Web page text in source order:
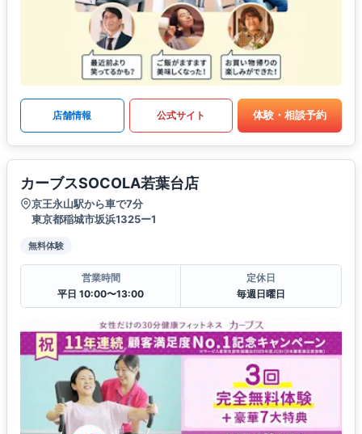
店舗情報 公式サイト 体験・相談予約
カーブスSOCOLA若葉台店
京王永山駅から車で7分
東京都稲城市坂浜1325ー1
無料体験
営業時間
平日 10:00〜13:00
定休日
毎週日曜日